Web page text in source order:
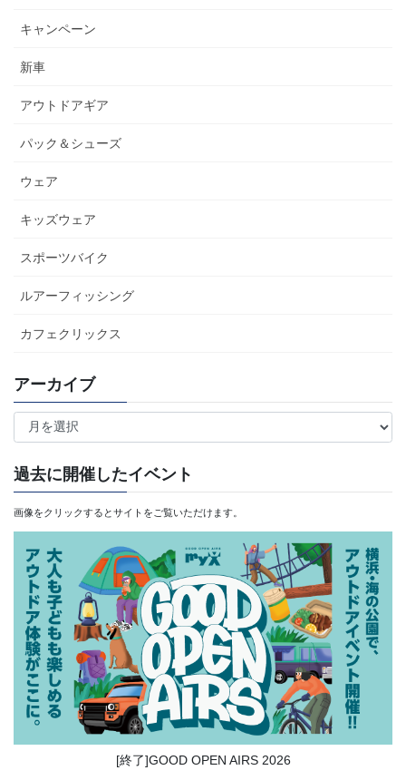
キャンペーン
新車
アウトドアギア
パック＆シューズ
ウェア
キッズウェア
スポーツバイク
ルアーフィッシング
カフェクリックス
アーカイブ
ア
ー
カ
イ
ブ
過去に開催したイベント
画像をクリックするとサイトをご覧いただけます。
[終了]GOOD OPEN AIRS 2026